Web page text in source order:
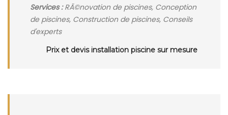
Services :RÃ©novation de piscines, Conception
de piscines, Construction de piscines, Conseils
d'experts
Prix et devis installation piscine sur mesure